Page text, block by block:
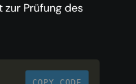
zur Prüfung des